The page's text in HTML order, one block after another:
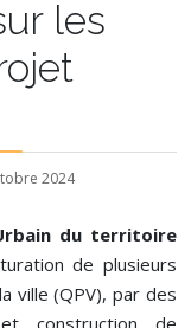
les
2024
du territoire
de plusieurs
ville (QPV), par des
construction de